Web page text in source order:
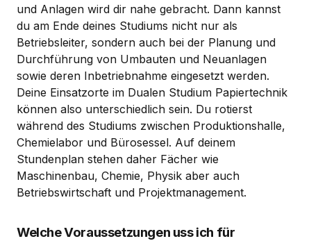
und Anlagen wird dir nahe gebracht. Dann kannst
du am Ende deines Studiums nicht nur als
Betriebsleiter, sondern auch bei der Planung und
Durchführung von Umbauten und Neuanlagen
sowie deren Inbetriebnahme eingesetzt werden.
Deine Einsatzorte im Dualen Studium Papiertechnik
können also unterschiedlich sein. Du rotierst
während des Studiums zwischen Produktionshalle,
Chemielabor und Bürosessel. Auf deinem
Stundenplan stehen daher Fächer wie
Maschinenbau, Chemie, Physik aber auch
Betriebswirtschaft und Projektmanagement.
Welche Voraussetzungen uss ich für